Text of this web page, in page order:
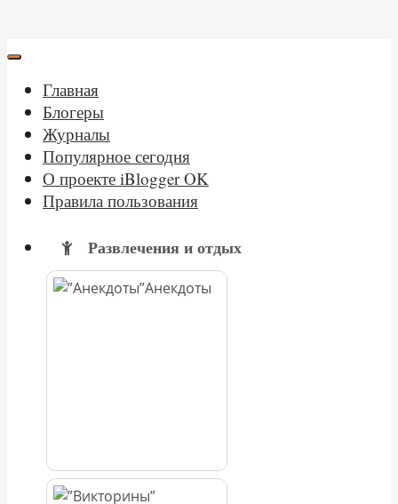
Главная
Блогеры
Журналы
Популярное сегодня
О проекте iBlogger OK
Правила пользования
Развлечения и отдых
Анекдоты